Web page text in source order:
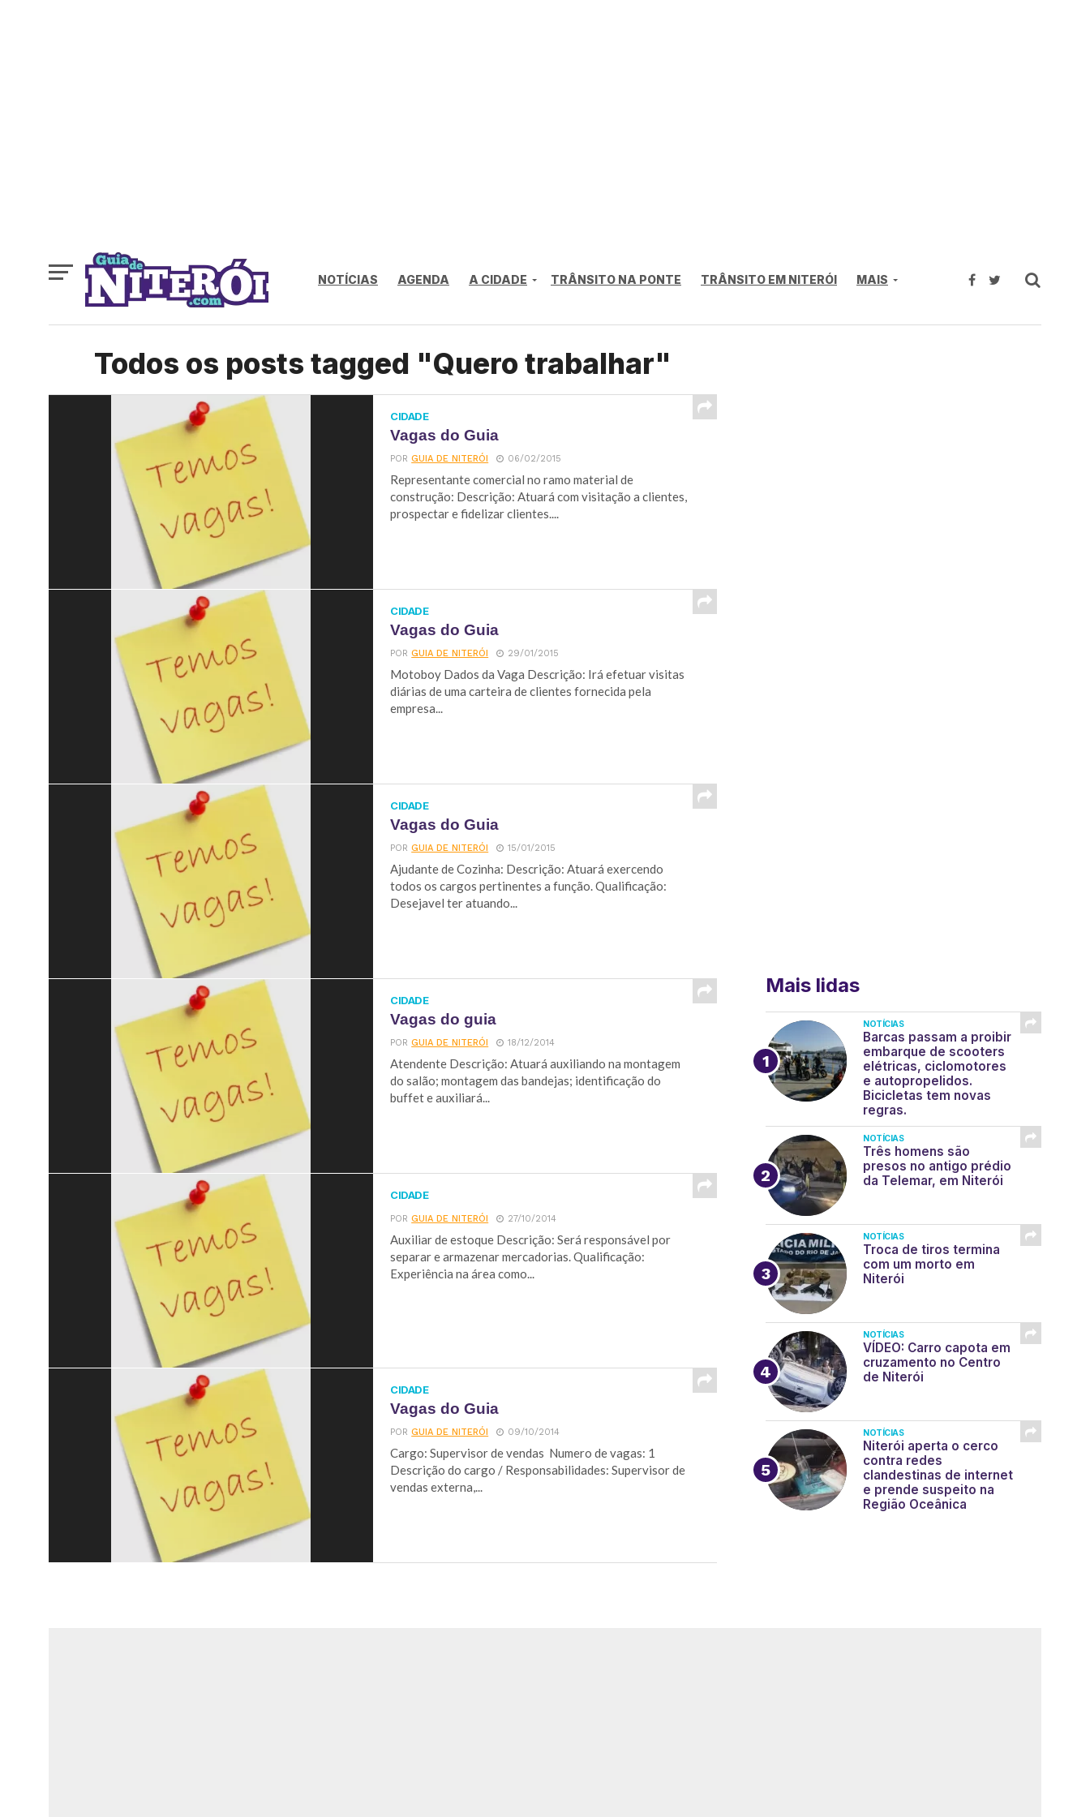
NOTÍCIAS AGENDA A CIDADE TRÂNSITO NA PONTE TRÂNSITO EM NITERÓI MAIS
Todos os posts tagged "Quero trabalhar"
CIDADE
Vagas do Guia
PORGUIA DE NITERÓI 06/02/2015
Representante comercial no ramo material de
construção: Descrição: Atuará com visitação a clientes,
prospectar e fidelizar clientes....
CIDADE
Vagas do Guia
PORGUIA DE NITERÓI 29/01/2015
Motoboy Dados da Vaga Descrição: Irá efetuar visitas
diárias de uma carteira de clientes fornecida pela
empresa...
CIDADE
Vagas do Guia
PORGUIA DE NITERÓI 15/01/2015
Ajudante de Cozinha: Descrição: Atuará exercendo
todos os cargos pertinentes a função. Qualificação:
Desejavel ter atuando...
CIDADE
Vagas do guia
PORGUIA DE NITERÓI 18/12/2014
Atendente Descrição: Atuará auxiliando na montagem
do salão; montagem das bandejas; identificação do
buffet e auxiliará...
CIDADE
PORGUIA DE NITERÓI 27/10/2014
Auxiliar de estoque Descrição: Será responsável por
separar e armazenar mercadorias. Qualificação:
Experiência na área como...
CIDADE
Vagas do Guia
PORGUIA DE NITERÓI 09/10/2014
Cargo: Supervisor de vendas Numero de vagas: 1
Descrição do cargo / Responsabilidades: Supervisor de
vendas externa,...
Mais lidas
NOTÍCIAS
Barcas passam a proibir
embarque de scooters
elétricas, ciclomotores
e autopropelidos.
Bicicletas tem novas
regras.
NOTÍCIAS
Três homens são
presos no antigo prédio
da Telemar, em Niterói
NOTÍCIAS
Troca de tiros termina
com um morto em
Niterói
NOTÍCIAS
VÍDEO: Carro capota em
cruzamento no Centro
de Niterói
NOTÍCIAS
Niterói aperta o cerco
contra redes
clandestinas de internet
e prende suspeito na
Região Oceânica